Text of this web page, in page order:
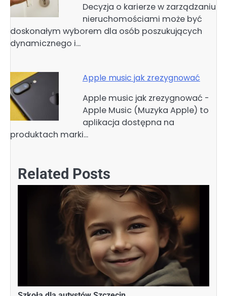
Decyzja o karierze w zarządzaniu
nieruchomościami może być
doskonałym wyborem dla osób poszukujących
dynamicznego i…
Apple music jak zrezygnować
Apple music jak zrezygnować -
Apple Music (Muzyka Apple) to
aplikacja dostępna na
produktach marki…
Related Posts